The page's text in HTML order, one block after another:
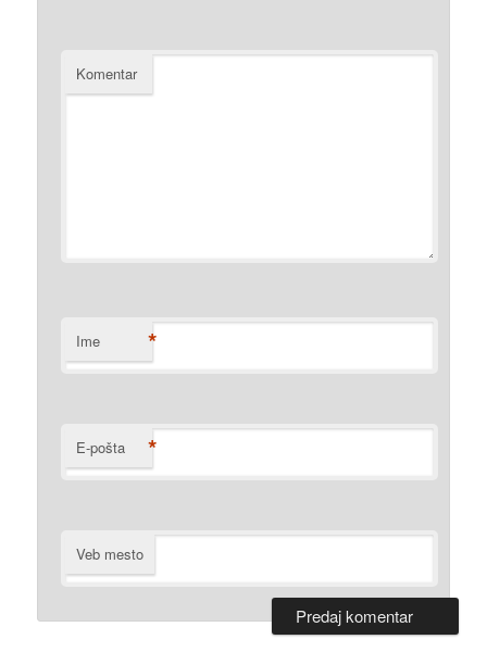
Komentar
Ime *
E-pošta *
Veb mesto